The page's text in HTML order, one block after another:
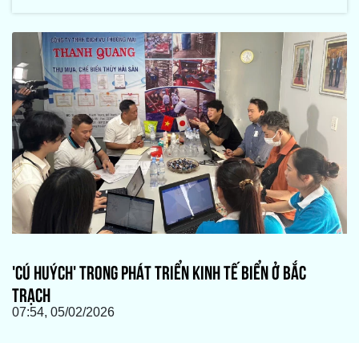
'CÚ HUÝCH' TRONG PHÁT TRIỂN KINH TẾ BIỂN Ở BẮC
TRẠCH
07:54, 05/02/2026